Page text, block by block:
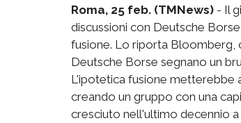
Roma, 25 feb. (TMNews) - Il
discussioni con Deutsche
fusione. Lo riporta Bloomberg,
Deutsche Borse segnano un
L'ipotetica fusione metterebbe
creando un gruppo con una
cresciuto nell'ultimo decennio